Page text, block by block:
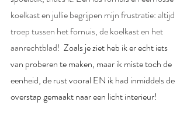
koelkast en jullie begrijpen mijn frustratie: altijd
troep tussen het fornuis, de koelkast en het
aanrechtblad! Zoals je ziet heb ik er echt iets
van proberen te maken, maar ik miste toch de
eenheid, de rust vooral EN ik had inmiddels de
overstap gemaakt naar een licht interieur!